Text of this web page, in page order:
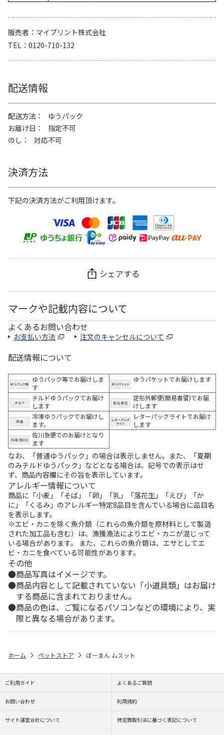
販売者
マイプリント株式会社
TEL
0120-710-132
配送情報
配送方法
ゆうパック
お届け日
指定不可
のし
対応不可
決済方法
下記の決済方法がご利用頂けます。
シェアする
マークや記載内容について
よくあるお問い合わせ
お支払い方法 注文のキャンセルについて
配送情報について
ゆうパック等でお届けしま
す
ゆうパケットでお届けします
チルドゆうパックでお届け
します
定形外郵便(簡易書留)でお届
けします
冷凍ゆうパックでお届けし
ます。
レターパックライトでお届け
します
佐川急便でのお届けとなり
ます
なお、「普通ゆうパック」の場合は表示しません。また、「夏期
のみチルドゆうパック」などとなる場合は、記号での表示はせ
ず、商品内容欄にその旨を表示しています。
アレルギー情報について
商品に「小麦」「そば」「卵」「乳」「落花生」「えび」「か
に」「くるみ」のアレルギー特定8品目を含んでいる場合に品目名
を表示します。
※エビ・カニを除く魚介類（これらの魚介類を原材料として製造
された加工品も含む）は、漁獲漁法によりエビ・カニが混じって
いる場合があります。 また、これらの魚介類は、エサとしてエ
ビ・カニを食べている可能性があります。
その他
商品写真はイメージです。
商品内容として記載されていない「小道具類」はお届け
する商品に含まれておりません。
商品の色は、ご覧になるパソコンなどの環境により、実
際と異なる場合があります。
ホーム ペットストア ぼーまん ムスット
ご利用ガイド よくあるご質問
お問い合わせ 利用規約
サイト運営会社について 特定商取引法に基づく表記について